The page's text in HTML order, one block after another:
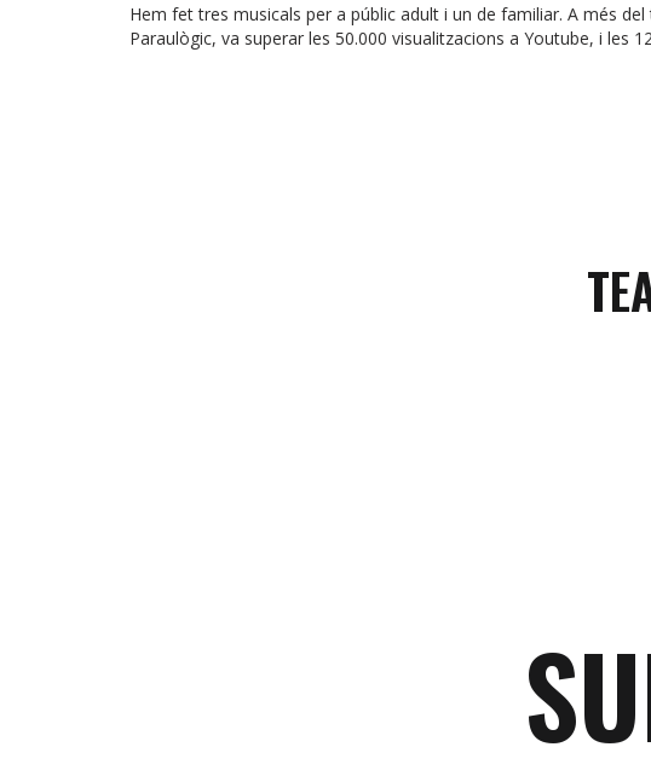
Hem fet tres musicals per a públic adult i un de familiar. A més
Paraulògic, va superar les 50.000 visualitzacions a Youtube, i les